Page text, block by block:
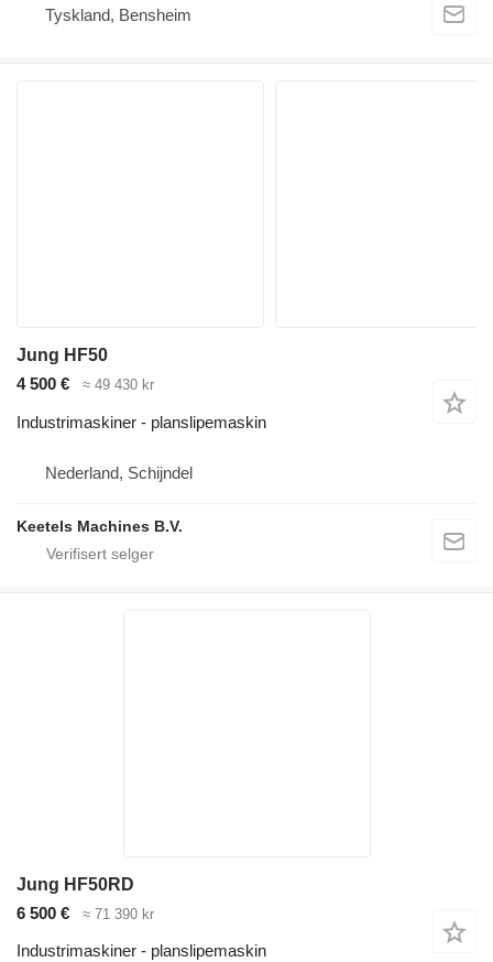
Tyskland, Bensheim
Jung HF50
4 500 €
≈ 49 430 kr
Industrimaskiner - planslipemaskin
Nederland, Schijndel
Keetels Machines B.V.
Jung HF50RD
6 500 €
≈ 71 390 kr
Industrimaskiner - planslipemaskin